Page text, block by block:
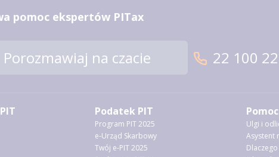
pomoc ekspertów PITax
Porozmawiaj na czacie 22 100
Podatek PIT
Program PIT 2025
e-Urząd Skarbowy
Twój e-PIT 2025
Pomoc
Ulgi i
Asystent
Dlaczego